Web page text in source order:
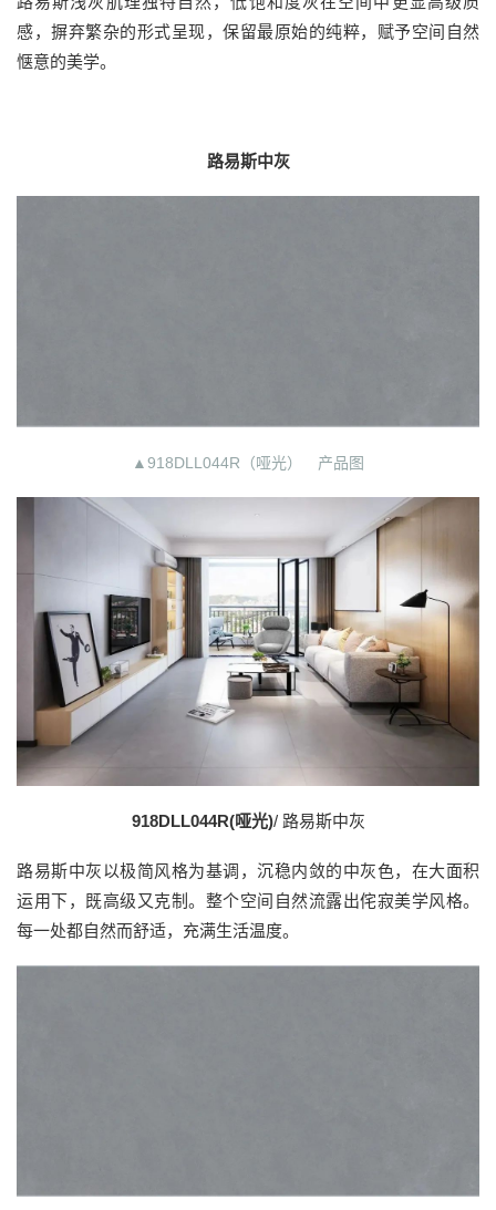
感，摒弃繁杂的形式呈现，保留最原始的纯粹，赋予空间自然
惬意的美学。
路易斯中灰
▲918DLL044R（哑光） 产品图
918DLL044R(哑光)/ 路易斯中灰
路易斯中灰以极简风格为基调，沉稳内敛的中灰色，在大面积
运用下，既高级又克制。整个空间自然流露出侘寂美学风格。
每一处都自然而舒适，充满生活温度。